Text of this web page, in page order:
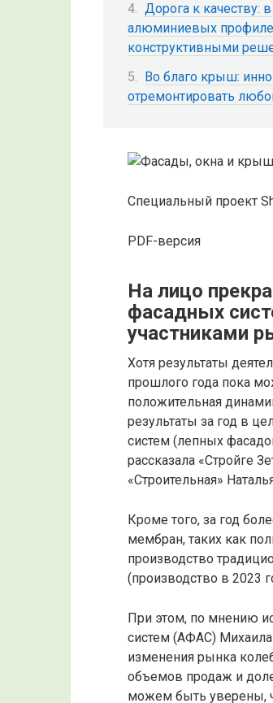
Дорога к качеству:
алюминиевых
конструктивными
Во благо крыш:
отремонтировать
Специальный проект
PDF-версия
На лицо
фасадных
участниками
Хотя результаты
прошлого года пока
положительная
результаты за год в
систем (лепных
рассказала «Стройге
«Строительная»
Кроме того, за год
мембран, таких как
производство
(производство в 2023
При этом, по мнению
систем (АФАС)
изменения рынка
объемов продаж и
можем быть уверены,